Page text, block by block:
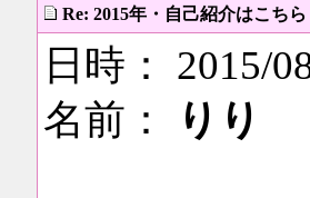
Re: 2015年・自己紹介はこち
日時： 2015/
名前：
りり